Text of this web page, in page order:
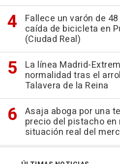
Fallece un varón de
caída de bicicleta en
(Ciudad Real)
La línea Madrid-
normalidad tras el
Talavera de la Reina
Asaja aboga por una
precio del pistacho
situación real del